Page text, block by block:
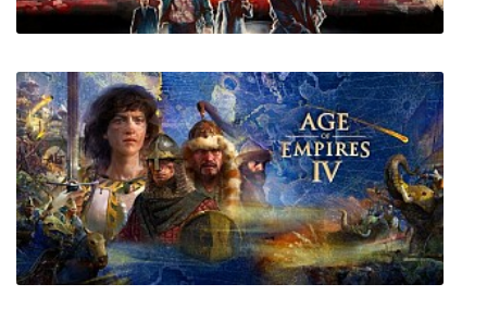
Mafia II: Definitive Edition